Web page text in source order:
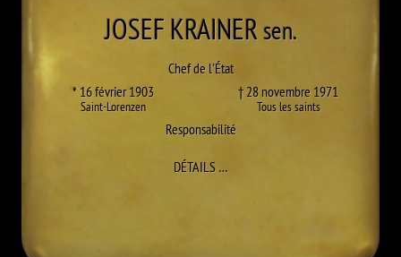
JOSEFKRAINERsen.
Chef de l'État
* 16 février 1903
Saint-Lorenzen
† 28 novembre 1971
Tous les saints
Responsabilité
DÉTAILS…À JOSEF KRAINER SEN.